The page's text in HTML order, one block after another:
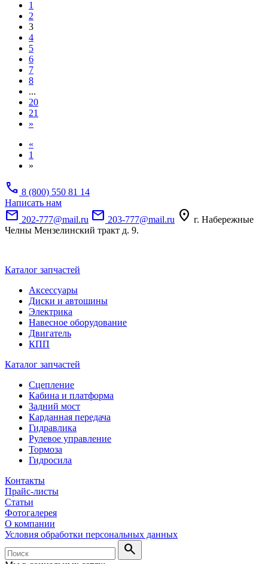
1
2
3
4
5
6
7
8
...
20
21
»
«
1
»
call 8 (800) 550 81 14
Написать нам
mail 202-777@mail.ru mail 203-777@mail.ru location_on г. Набережные
Челны Мензелинский тракт д. 9.
Каталог запчастей
Аксессуары
Диски и автошины
Электрика
Навесное оборудование
Двигатель
КПП
Каталог запчастей
Сцепление
Кабина и платформа
Задний мост
Карданная передача
Гидравлика
Рулевое управление
Тормоза
Гидросила
Контакты
Прайс-листы
Статьи
Фотогалерея
О компании
Условия обработки персональных данных
search